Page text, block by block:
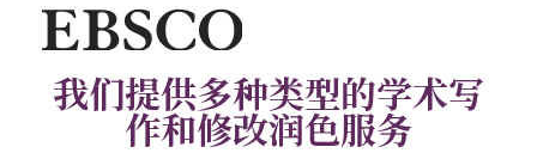
我们提供多种类型的学术写
作和修改润色服务